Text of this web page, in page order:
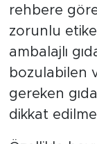
rehbere
zorunlu
ambalajlı
bozulabilen
gereken
dikkat